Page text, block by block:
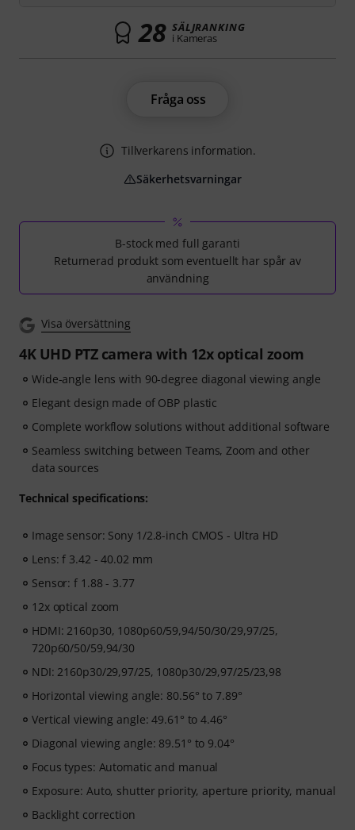
B-stock med full garanti
Returnerad produkt som eventuellt har spår av
användning
Visa översättning
4K UHD PTZ camera with 12x optical zoom
Wide-angle lens with 90-degree diagonal viewing angle
Elegant design made of OBP plastic
Complete workflow solutions without additional software
Seamless switching between Teams, Zoom and other
data sources
Technical specifications:
Image sensor: Sony 1/2.8-inch CMOS - Ultra HD
Lens: f 3.42 - 40.02 mm
Sensor: f 1.88 - 3.77
12x optical zoom
HDMI: 2160p30, 1080p60/59,94/50/30/29,97/25,
720p60/50/59,94/30
NDI: 2160p30/29,97/25, 1080p30/29,97/25/23,98
Horizontal viewing angle: 80.56° to 7.89°
Vertical viewing angle: 49.61° to 4.46°
Diagonal viewing angle: 89.51° to 9.04°
Focus types: Automatic and manual
Exposure: Auto, shutter priority, aperture priority, manual
Backlight correction
28 SÄLJRANKING
i Kameras
Fråga oss
Tillverkarens information.
Säkerhetsvarningar